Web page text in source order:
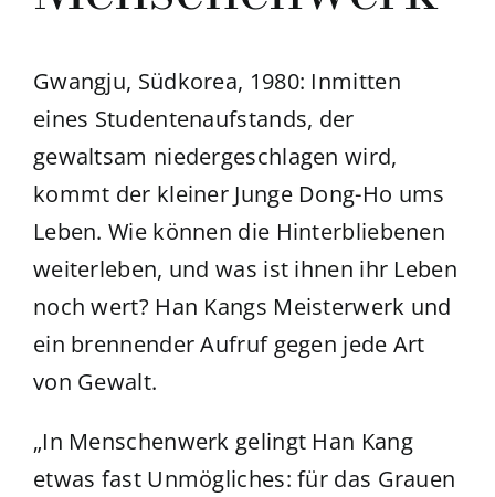
Gwangju, Südkorea, 1980: Inmitten
eines Studentenaufstands, der
gewaltsam niedergeschlagen wird,
kommt der kleiner Junge Dong-Ho ums
Leben. Wie können die Hinterbliebenen
weiterleben, und was ist ihnen ihr Leben
noch wert? Han Kangs Meisterwerk und
ein brennender Aufruf gegen jede Art
von Gewalt.
„In Menschenwerk gelingt Han Kang
etwas fast Unmögliches: für das Grauen